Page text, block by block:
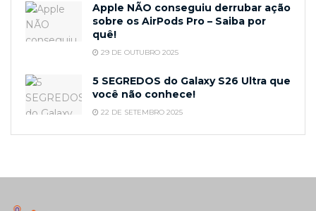
Apple NÃO conseguiu derrubar ação
sobre os AirPods Pro – Saiba por
quê!
29 DE OUTUBRO 2025
5 SEGREDOS do Galaxy S26 Ultra que
você não conhece!
22 DE SETEMBRO 2025